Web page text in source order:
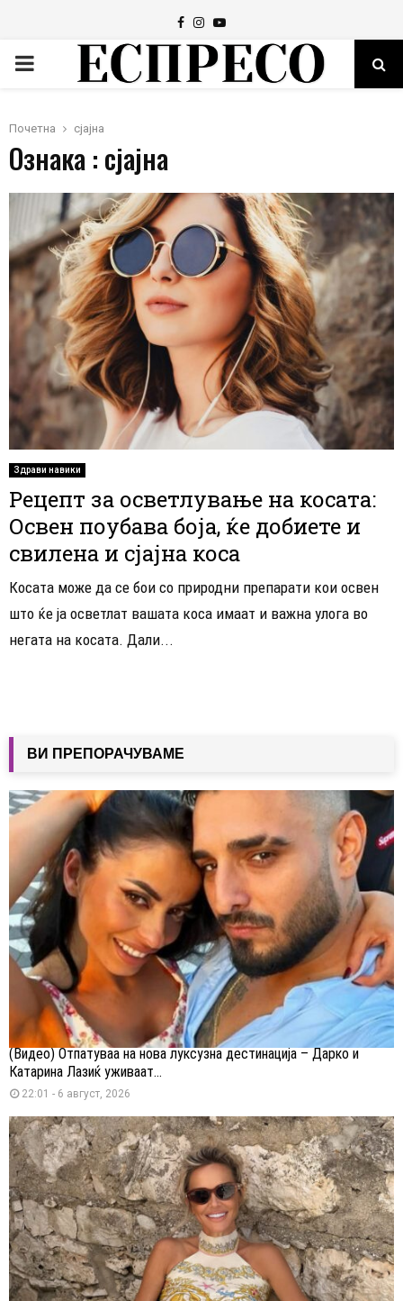
Facebook
Instagram
Youtube
PRIMARY
Почетна сјајна
Ознака : сјајна
Здрави навики
Рецепт за осветлување на косата:
Освен поубава боја, ќе добиете и
свилена и сјајна коса
Косата може да се бои со природни препарати кои освен
што ќе ја осветлат вашата коса имаат и важна улога во
негата на косата. Дали...
ВИ ПРЕПОРАЧУВАМЕ
(Видео) Отпатуваа на нова луксузна дестинација – Дарко и
Катарина Лазиќ уживаат...
22:01 - 6 август, 2026